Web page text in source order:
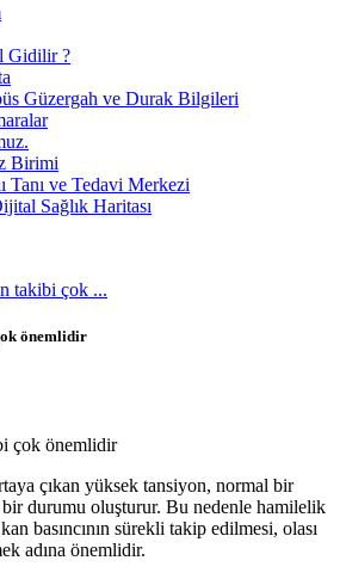
Gidilir ?
Güzergah ve Durak Bilgileri
Birimi
Tanı ve Tedavi Merkezi
Sağlık Haritası
takibi çok ...
önemlidir
çok önemlidir
çıkan yüksek tansiyon, normal bir
durumu oluşturur. Bu nedenle hamilelik
kan basıncının sürekli takip edilmesi, olası
adına önemlidir.